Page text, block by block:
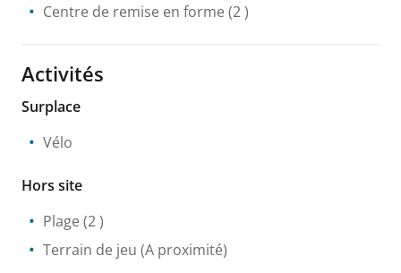
Centre de remise en forme (2 )
Activités
Surplace
Vélo
Hors site
Plage (2 )
Terrain de jeu (A proximité)